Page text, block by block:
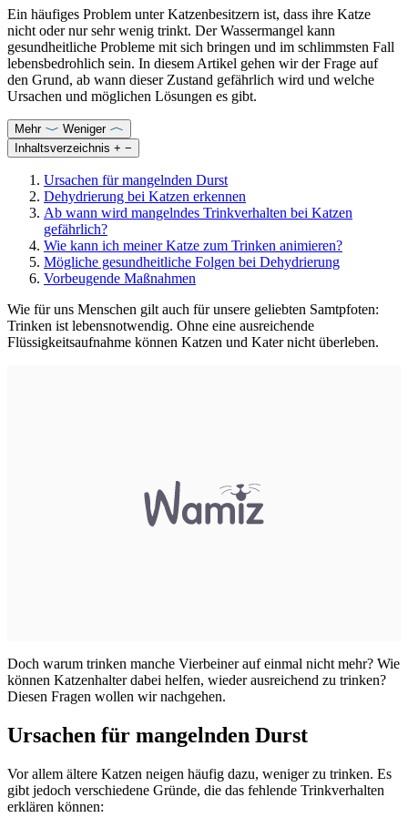
Ein häufiges Problem unter Katzenbesitzern ist, dass ihre Katze
nicht oder nur sehr wenig trinkt. Der Wassermangel kann
gesundheitliche Probleme mit sich bringen und im schlimmsten Fall
lebensbedrohlich sein. In diesem Artikel gehen wir der Frage auf
den Grund, ab wann dieser Zustand gefährlich wird und welche
Ursachen und möglichen Lösungen es gibt.
Mehr
Weniger
Inhaltsverzeichnis + −
Ursachen für mangelnden Durst
Dehydrierung bei Katzen erkennen
Ab wann wird mangelndes Trinkverhalten bei Katzen
gefährlich?
Wie kann ich meiner Katze zum Trinken animieren?
Mögliche gesundheitliche Folgen bei Dehydrierung
Vorbeugende Maßnahmen
Wie für uns Menschen gilt auch für unsere geliebten Samtpfoten:
Trinken ist lebensnotwendig. Ohne eine ausreichende
Flüssigkeitsaufnahme können Katzen und Kater nicht überleben.
Doch warum trinken manche Vierbeiner auf einmal nicht mehr? Wie
können Katzenhalter dabei helfen, wieder ausreichend zu trinken?
Diesen Fragen wollen wir nachgehen.
Ursachen für mangelnden Durst
Vor allem ältere Katzen neigen häufig dazu, weniger zu trinken. Es
gibt jedoch verschiedene Gründe, die das fehlende Trinkverhalten
erklären können: